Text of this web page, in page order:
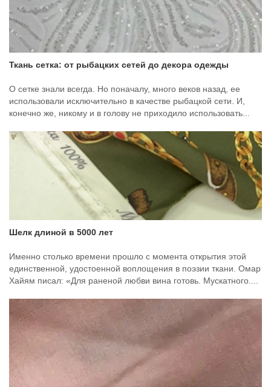
Ткань сетка: от рыбацких сетей до декора одежды
О сетке знали всегда. Но поначалу, много веков назад, ее
использовали исключительно в качестве рыбацкой сети. И,
конечно же, никому и в голову не приходило использовать...
Шелк длиной в 5000 лет
Именно столько времени прошло с момента открытия этой
единственной, удостоенной воплощения в поэзии ткани. Омар
Хайям писал: «Для раненой любви вина готовь. Мускатного....